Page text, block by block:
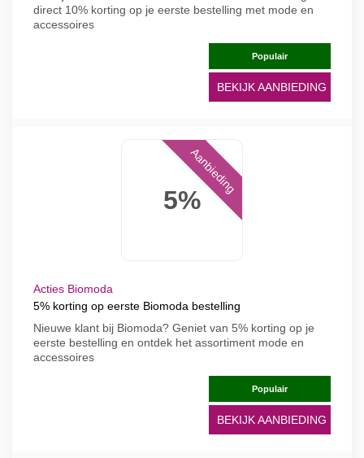
direct 10% korting op je eerste bestelling met mode en
accessoires
Populair
BEKIJK AANBIEDING
5%
Aanbieding
Acties Biomoda
5% korting op eerste Biomoda bestelling
Nieuwe klant bij Biomoda? Geniet van 5% korting op je
eerste bestelling en ontdek het assortiment mode en
accessoires
Populair
BEKIJK AANBIEDING